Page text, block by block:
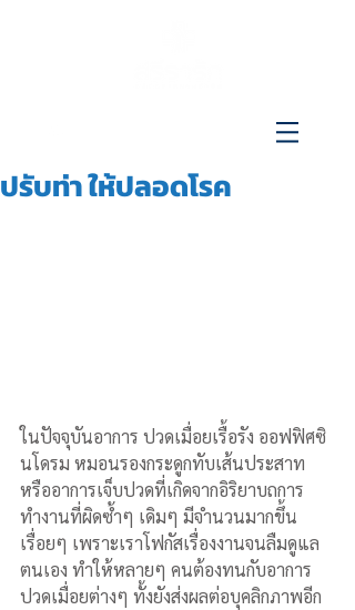
ปรับท่า ให้ปลอดโรค
ในปัจจุบันอาการ ปวดเมื่อยเรื้อรัง ออฟฟิศซิ
นโดรม หมอนรองกระดูกทับเส้นประสาท
หรืออาการเจ็บปวดที่เกิดจากอิริยาบถการ
ทำงานที่ผิดซ้ำๆ เดิมๆ มีจำนวนมากขึ้น
เรื่อยๆ เพราะเราโฟกัสเรื่องงานจนลืมดูแล
ตนเอง ทำให้หลายๆ คนต้องทนกับอาการ
ปวดเมื่อยต่างๆ ทั้งยังส่งผลต่อบุคลิกภาพอีก